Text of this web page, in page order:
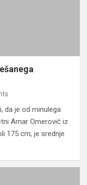
da je od minulega
Amar Omerović iz
175 cm, je srednje